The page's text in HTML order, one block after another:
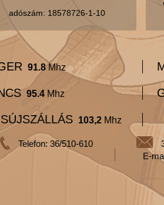
adószám: 18578726-1-10
91.8Mhz
95.4Mhz
103,2Mhz
Telefon: 36/510-610
E-